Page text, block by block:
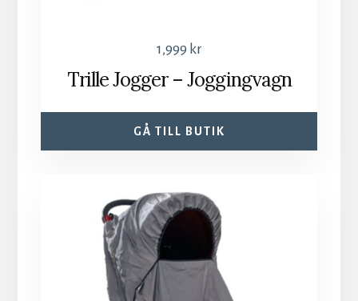
1,999 kr
Trille Jogger – Joggingvagn
GÅ TILL BUTIK